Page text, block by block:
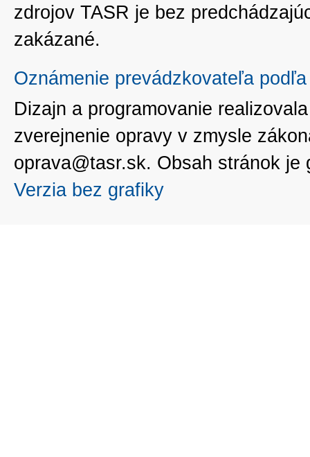
zdrojov TASR je bez
zakázané.
Oznámenie prevádzkovateľa
Dizajn a programovanie
zverejnenie opravy v zmysle
oprava@tasr.sk. Obsah stránok
Verzia bez grafiky